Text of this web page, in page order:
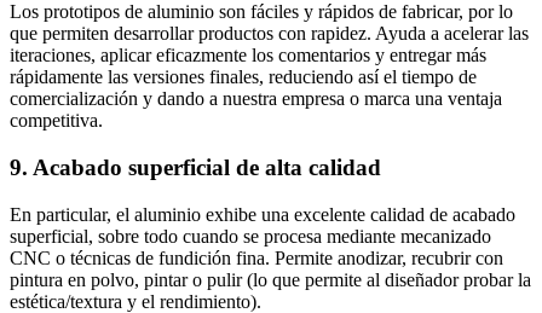
Los prototipos de aluminio son fáciles y rápidos de fabricar, por lo
que permiten desarrollar productos con rapidez. Ayuda a acelerar las
iteraciones, aplicar eficazmente los comentarios y entregar más
rápidamente las versiones finales, reduciendo así el tiempo de
comercialización y dando a nuestra empresa o marca una ventaja
competitiva.
9. Acabado superficial de alta calidad
En particular, el aluminio exhibe una excelente calidad de acabado
superficial, sobre todo cuando se procesa mediante mecanizado
CNC o técnicas de fundición fina. Permite anodizar, recubrir con
pintura en polvo, pintar o pulir (lo que permite al diseñador probar la
estética/textura y el rendimiento).